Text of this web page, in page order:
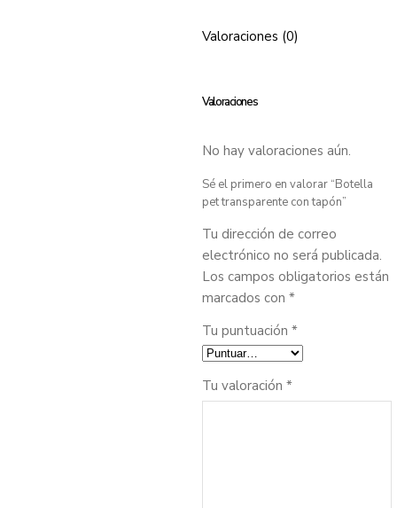
Valoraciones (0)
Valoraciones
No hay valoraciones aún.
Sé el primero en valorar “Botella
pet transparente con tapón”
Tu dirección de correo
electrónico no será publicada.
Los campos obligatorios están
marcados con *
Tu puntuación *
Tu valoración *